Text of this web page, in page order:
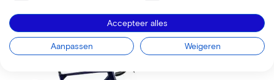
Accepteer alles
Aanpassen Weigeren